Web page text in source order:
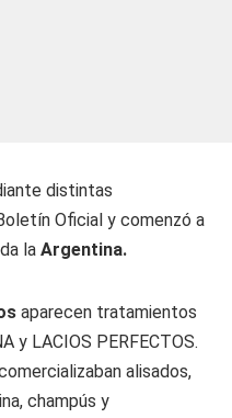
distintas
Oficial y comenzó a
la Argentina.
aparecen tratamientos
y LACIOS PERFECTOS.
alisados,
champús y